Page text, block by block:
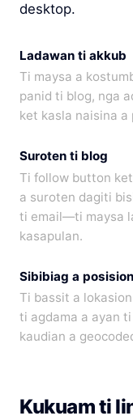
desktop.
Ladawan ti akkub
Ti maysa a
panid ti blog, nga
ket kasla naisina a
Suroten ti blog
Ti follow button
a suroten dagiti
ti email—ti maysa
kasapulan.
Sibibiag a posision
Ti bassit a
ti agdama a ayan
kaudian a
Kukuam ti